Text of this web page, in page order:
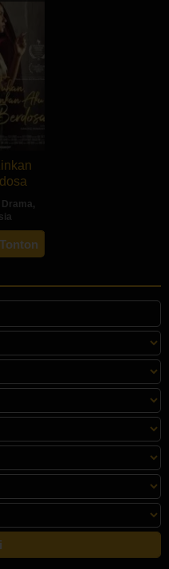
Drama,
Tonton